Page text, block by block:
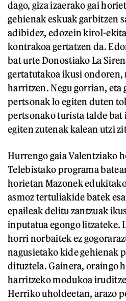
dago, giza izaerako gai
gehienak eskuak garbitzen
adibidez, edozein kirol-
kontrakoa gertatzen da.
bat urte Donostiako La
gertatutakoa ikusi ondoren,
harritzen. Negu gorrian, eta
pertsonak lo egiten duten
pertsonako turista talde bat
egiten zutenak kalean utzi
Hurrengo gaia Valentziako
Telebistako programa
horietan Mazonek
asmoz tertuliakide batek
epaileak delitu zantzuak
inputatua egongo litzateke.
horri norbaitek ez
nagusietako kide gehienak
dituztela. Gainera, oraingo
harritzeko modukoa
Herriko uholdeetan, arazo